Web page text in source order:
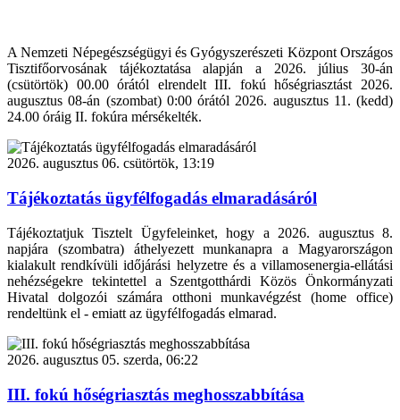
A Nemzeti Népegészségügyi és Gyógyszerészeti Központ Országos
Tisztifőorvosának tájékoztatása alapján a 2026. július 30-án
(csütörtök) 00.00 órától elrendelt III. fokú hőségriasztást 2026.
augusztus 08-án (szombat) 0:00 órától 2026. augusztus 11. (kedd)
24.00 óráig II. fokúra mérsékelték.
2026. augusztus 06. csütörtök, 13:19
Tájékoztatás ügyfélfogadás elmaradásáról
Tájékoztatjuk Tisztelt Ügyfeleinket, hogy a 2026. augusztus 8.
napjára (szombatra) áthelyezett munkanapra a Magyarországon
kialakult rendkívüli időjárási helyzetre és a villamosenergia-ellátási
nehézségekre tekintettel a Szentgotthárdi Közös Önkormányzati
Hivatal dolgozói számára otthoni munkavégzést (home office)
rendeltünk el - emiatt az ügyfélfogadás elmarad.
2026. augusztus 05. szerda, 06:22
III. fokú hőségriasztás meghosszabbítása